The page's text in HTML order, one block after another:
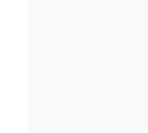
CHICAGO
HARDEL LE BIHAN
logements étudiants de